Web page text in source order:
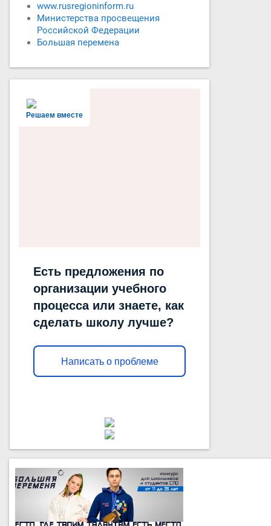
www.rusregioninform.ru
Министерства просвещения
Российской Федерации
Большая перемена
Решаем вместе
Есть предложения по
организации учебного
процесса или знаете, как
сделать школу лучше?
Написать о проблеме